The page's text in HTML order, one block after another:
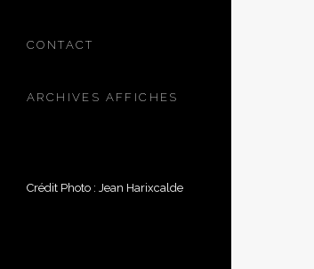
CONTACT
ARCHIVES AFFICHES
Crédit Photo : Jean Harixcalde